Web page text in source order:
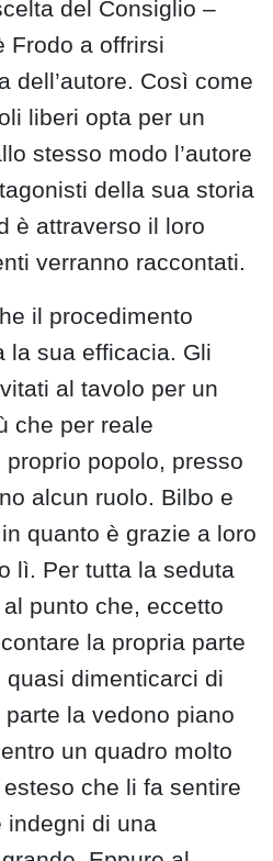
del Consiglio –
Frodo a offrirsi
dell’autore. Così come
liberi opta per un
stesso modo l’autore
della sua storia
è attraverso il loro
verranno raccontati.
il procedimento
la sua efficacia. Gli
al tavolo per un
che per reale
popolo, presso
alcun ruolo. Bilbo e
quanto è grazie a loro
lì. Per tutta la seduta
punto che, eccetto
la propria parte
dimenticarci di
la vedono piano
un quadro molto
che li fa sentire
indegni di una